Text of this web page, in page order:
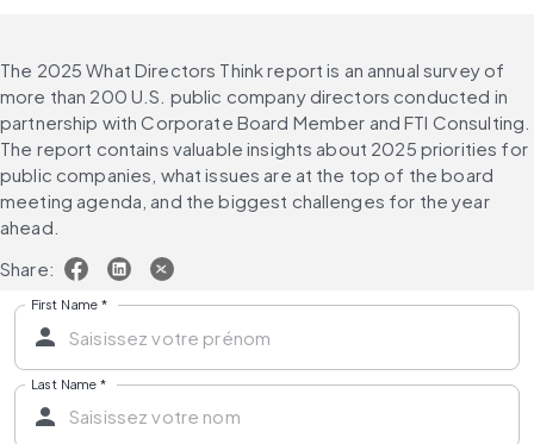
The 2025 What Directors Think report is an annual survey of
more than 200 U.S. public company directors conducted in
partnership with Corporate Board Member and FTI Consulting.
The report contains valuable insights about 2025 priorities for
public companies, what issues are at the top of the board
meeting agenda, and the biggest challenges for the year
ahead.
Share:
First Name *
Last Name *